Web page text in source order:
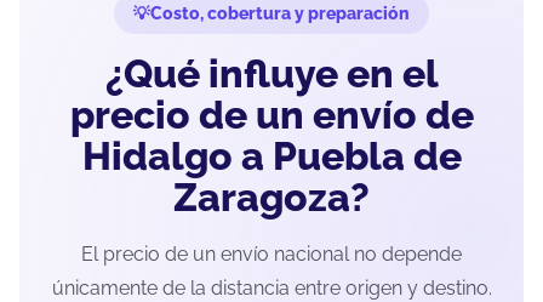
Costo, cobertura y preparación
¿Qué influye en el
precio de un envío de
Hidalgo a Puebla de
Zaragoza?
El precio de un envío nacional no depende
únicamente de la distancia entre origen y destino.